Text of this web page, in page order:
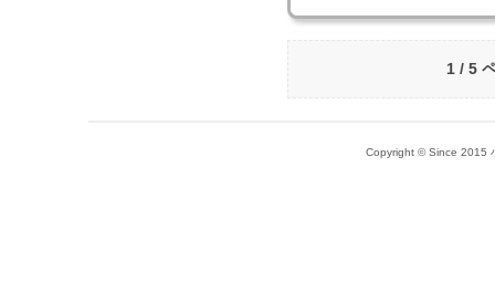
1 / 5
Copyright © Since 2015